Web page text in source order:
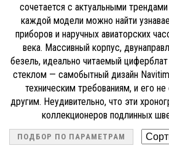
сочетается с актуальными
каждой модели можно найти
приборов и наручных авиаторских
века. Массивный корпус,
безель, идеально читаемый
стеклом — самобытный дизайн
техническим требованиям, и его
другим. Неудивительно, что эти
коллекционеров подлинных
ПОДБОР ПО ПАРАМЕТРАМ